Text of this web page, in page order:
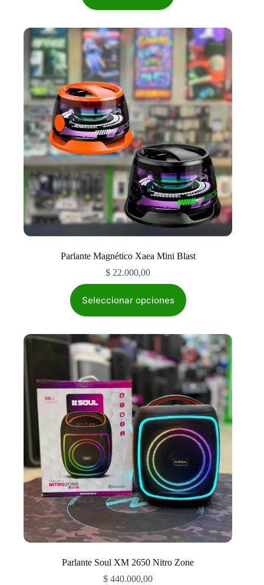
Parlante Magnético Xaea Mini Blast
$ 22.000,00
Seleccionar opciones
producto
Las
opciones
se
pueden
elegir
en
la
página
de
producto
Parlante Soul XM 2650 Nitro Zone
$ 440.000,00